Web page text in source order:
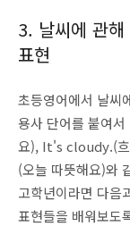
3. 날씨에 관
표현
초등영어에서 날씨
용사 단어를 붙여
요), It's cloudy.(
(오늘 따뜻해요)와
고학년이라면 다음
표현들을 배워보도